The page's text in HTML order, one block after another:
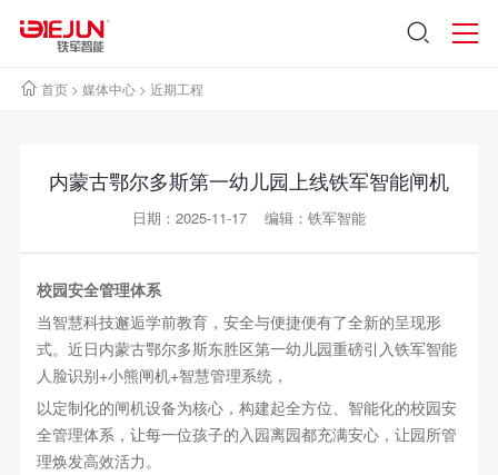
首页> 媒体中心> 近期工程
内蒙古鄂尔多斯第一幼儿园上线铁军智能闸机
日期：2025-11-17 编辑：铁军智能
校园安全管理体系
当智慧科技邂逅学前教育，安全与便捷便有了全新的呈现形
式。近日内蒙古鄂尔多斯东胜区第一幼儿园重磅引入铁军智能
人脸识别+小熊闸机+智慧管理系统，
以定制化的闸机设备为核心，构建起全方位、智能化的校园安
全管理体系，让每一位孩子的入园离园都充满安心，让园所管
理焕发高效活力。